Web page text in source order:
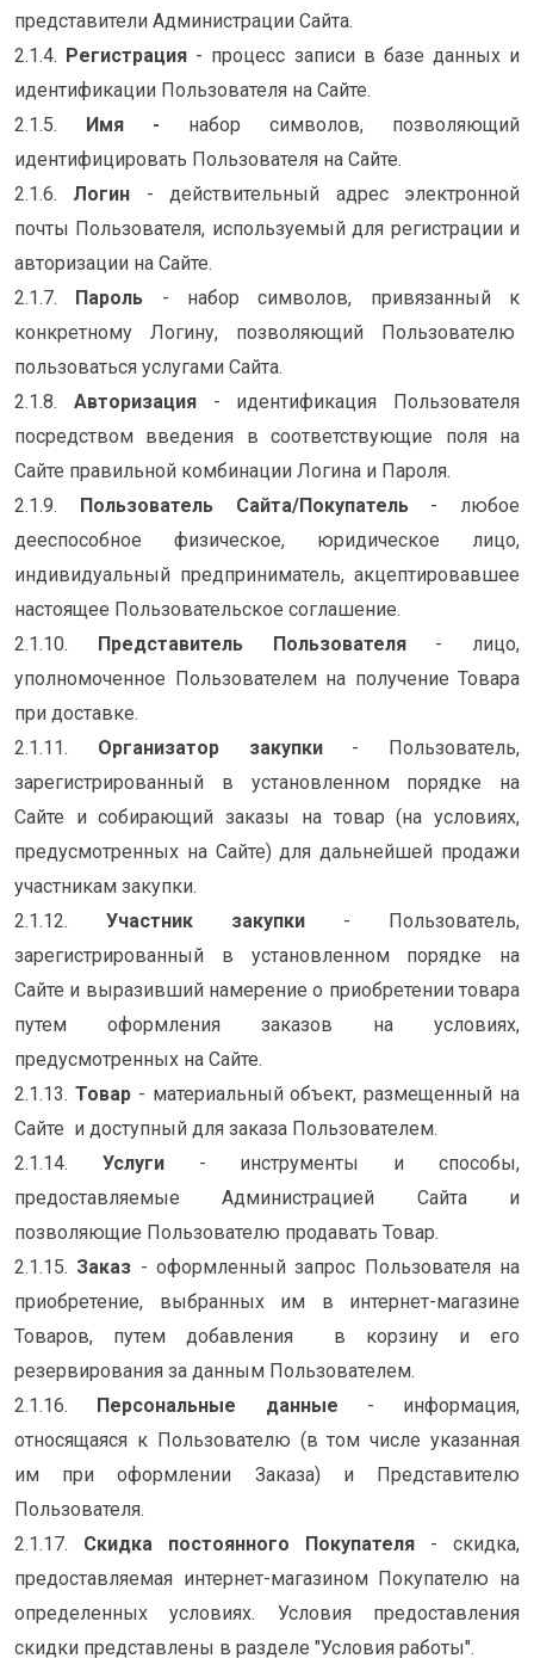
представители Администрации Сайта.
2.1.4. Регистрация - процесс записи в базе данных и
идентификации Пользователя на Сайте.
2.1.5. Имя - набор символов, позволяющий
идентифицировать Пользователя на Сайте.
2.1.6. Логин - действительный адрес электронной
почты Пользователя, используемый для регистрации и
авторизации на Сайте.
2.1.7.
Пароль - набор символов, привязанный к
конкретному Логину, позволяющий Пользователю
пользоваться услугами Сайта.
2.1.8. Авторизация- идентификация Пользователя
посредством введения в соответствующие поля на
Сайте правильной комбинации Логина и Пароля.
2.1.9.
Пользователь Сайта/Покупатель- любое
дееспособное физическое, юридическое лицо,
индивидуальный предприниматель, акцептировавшее
настоящее Пользовательское соглашение.
2.1.10. Представитель Пользователя- лицо,
уполномоченное Пользователем на получение Товара
при доставке.
2.1.11. Организатор закупки- Пользователь,
зарегистрированный в установленном порядке на
Сайте и собирающий заказы на товар (на условиях,
предусмотренных на Сайте) для дальнейшей продажи
участникам закупки.
2.1.12. Участник закупки - Пользователь,
зарегистрированный в установленном порядке на
Сайте и выразивший намерение о приобретении товара
путем оформления заказов на условиях,
предусмотренных на Сайте.
2.1.13. Товар- материальный объект, размещенный на
Сайте и доступный для заказа Пользователем.
2.1.14. Услуги- инструменты и способы,
предоставляемые Администрацией Сайта и
позволяющие Пользователю продавать Товар.
2.1.15. Заказ - оформленный запрос Пользователя на
приобретение, выбранных им в интернет-магазине
Товаров, путем добавления в корзину и его
резервирования за данным Пользователем.
2.1.16.
Персональные данные - информация,
относящаяся к Пользователю (в том числе указанная
им при оформлении Заказа) и Представителю
Пользователя.
2.1.17. Скидка постоянного Покупателя - скидка,
предоставляемая интернет-магазином Покупателю на
определенных условиях. Условия предоставления
скидки представлены в разделе "Условия работы".